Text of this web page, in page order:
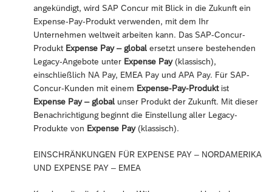
angekündigt, wird SAP Concur mit Blick in die Zukunft ein
Expense-Pay-Produkt verwenden, mit dem Ihr
Unternehmen weltweit arbeiten kann. Das SAP-Concur-
Produkt Expense Pay – global ersetzt unsere bestehenden
Legacy-Angebote unter Expense Pay(klassisch),
einschließlich NA Pay, EMEA Pay und APA Pay. Für SAP-
Concur-Kunden mit einem Expense-Pay-Produktist
Expense Pay – global unser Produkt der Zukunft. Mit dieser
Benachrichtigung beginnt die Einstellung aller Legacy-
Produkte von Expense Pay(klassisch).
EINSCHRÄNKUNGEN FÜR EXPENSE PAY – NORDAMERIKA
UND EXPENSE PAY – EMEA